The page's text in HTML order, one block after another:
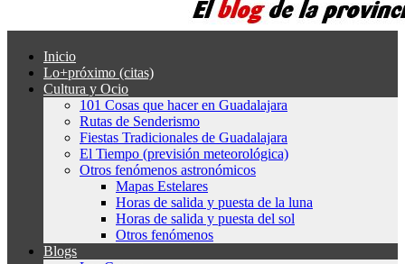
Inicio
Lo+próximo (citas)
Cultura y Ocio
101 Cosas que hacer en Guadalajara
Rutas de Senderismo
Fiestas Tradicionales de Guadalajara
El Tiempo (previsión meteorológica)
Otros fenómenos astronómicos
Mapas Estelares
Horas de salida y puesta de la luna
Horas de salida y puesta del sol
Otros fenómenos
Blogs